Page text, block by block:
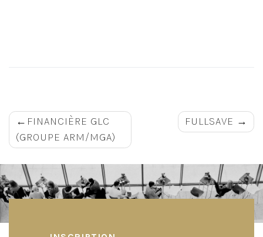
Navigation
de
l’article
FINANCIÈRE GLC
(GROUPE ARM/MGA)
FULLSAVE